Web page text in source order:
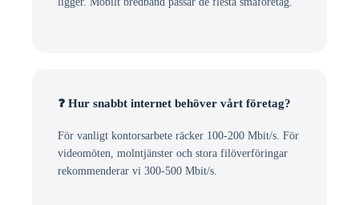
❓ Hur snabbt internet behöver vårt företag?
För vanligt kontorsarbete räcker 100-200 Mbit/s. För
videomöten, molntjänster och stora filöverföringar
rekommenderar vi 300-500 Mbit/s.